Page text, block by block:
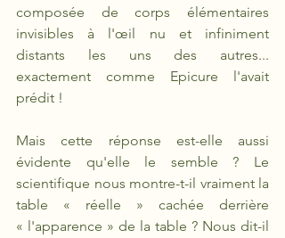
composée de corps élémentaires
invisibles à l'œil nu et infiniment
distants les uns des autres...
exactement comme Epicure l'avait
prédit !
Mais cette réponse est-elle aussi
évidente qu'elle le semble ? Le
scientifique nous montre-t-il vraiment la
table « réelle » cachée derrière
« l'apparence » de la table ? Nous dit-il